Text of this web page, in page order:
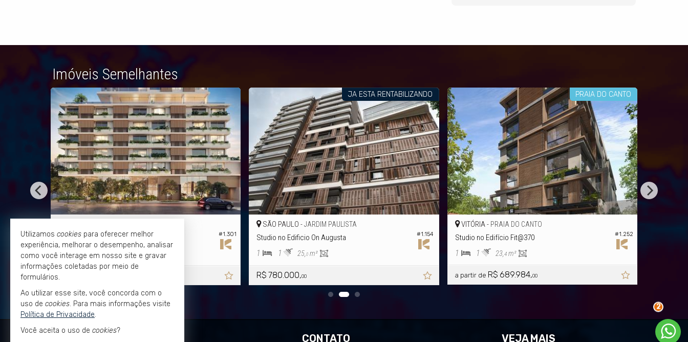
Imóveis Semelhantes
Studio no Edifício Haddock 885
1 1 26,0m²
a partir deR$ 1.273.137,
JA ESTA RENTABILIZANDO
SÃO PAULO -JARDIM PAULISTA
Studio no Edificio On Augusta
25,0m²
R$ 780.000,00
PRAIA DO CANTO
PRAIA DO CANTO
Studio no Edifício Fit@370
23,4m²
a partir de R$ 689.984,00
Apartamento
a partir de
CONTATO VEJA MAIS
2
Utilizamos cookies para oferecer melhor
experiência, melhorar o desempenho, analisar
como você interage em nosso site e gravar
informações coletadas por meio de
formulários.
Ao utilizar esse site, você concorda com o
uso de cookies. Para mais informações visite
Política de Privacidade.
Você aceita o uso de cookies?